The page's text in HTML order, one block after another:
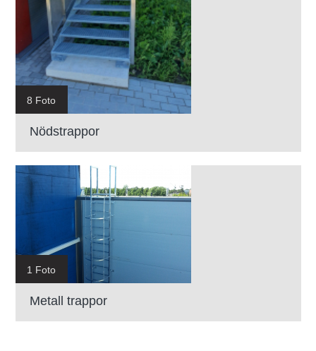
8 Foto
Nödstrappor
1 Foto
Metall trappor